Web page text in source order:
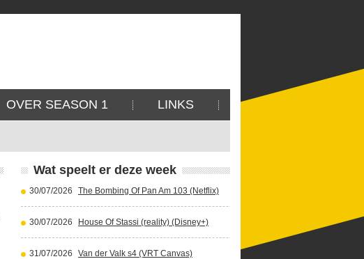
OVER SEASON 1 LINKS
Wat speelt er deze week
30/07/2026 The Bombing Of Pan Am 103 (Netflix)
30/07/2026 House Of Stassi (reality) (Disney+)
31/07/2026 Van der Valk s4 (VRT Canvas)